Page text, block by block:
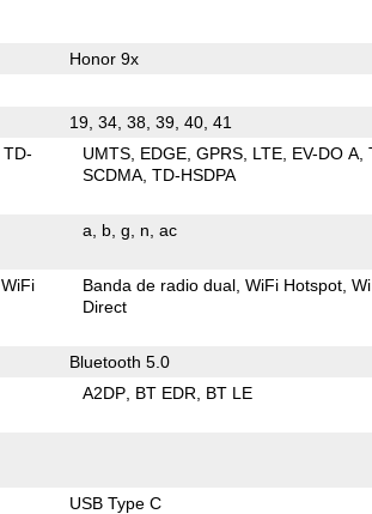
Honor 9x
19, 34, 38, 39, 40, 41
TD-
UMTS EDGE GPRS LTE EV-DO A
SCDMA TD-HSDPA
a b g n ac
WiFi
Banda de radio dual WiFi Hotspot
Direct
Bluetooth 5.0
A2DP BT EDR BT LE
USB Type C